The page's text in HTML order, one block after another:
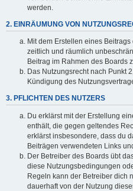
werden.
2. EINRÄUMUNG VON
Mit dem Erstellen eines
zeitlich und räumlich
Beitrag im Rahmen des Boards
Das Nutzungsrecht nach Punkt
Kündigung des
3. PFLICHTEN DES NUTZERS
Du erklärst mit der Erstellung
enthält, die gegen geltendes
erklärst insbesondere, dass du
Beiträgen verwendeten Links
Der Betreiber des Boards übt
diese Nutzungsbedingungen
Regeln kann der Betreiber dich
dauerhaft von der Nutzung